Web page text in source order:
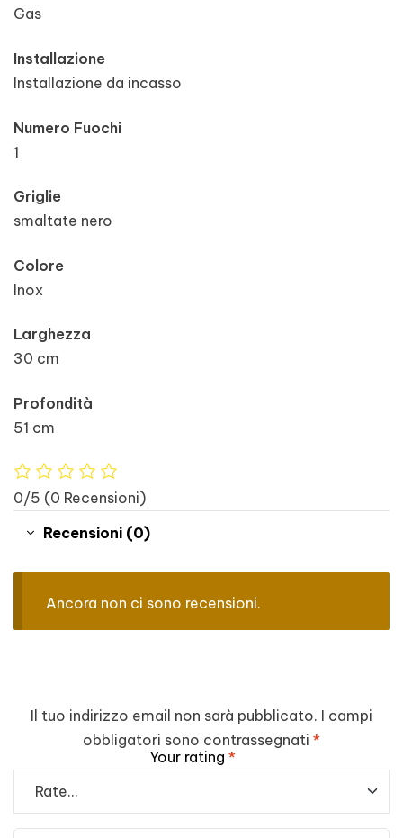
Gas
Installazione
Installazione da incasso
Numero Fuochi
1
Griglie
smaltate nero
Colore
Inox
Larghezza
30 cm
Profondità
51 cm
0/5 (0 Recensioni)
Recensioni (0)
Ancora non ci sono recensioni.
Il tuo indirizzo email non sarà pubblicato. I campi
obbligatori sono contrassegnati *
Your rating *